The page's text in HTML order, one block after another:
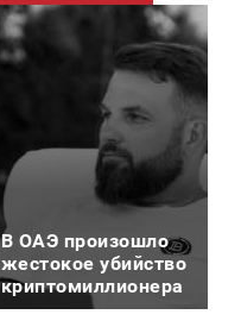
В ОАЭ произошло
жестокое убийство
криптомиллионера